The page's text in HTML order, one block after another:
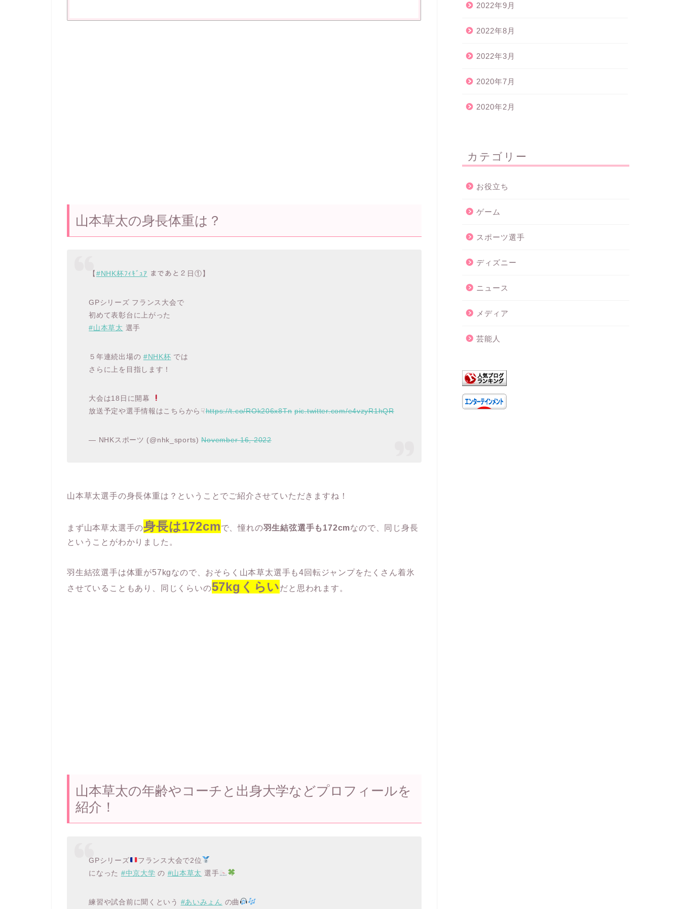
山本草太の身長体重は？
【#NHK杯ﾌｨｷﾞｭｱ まであと２日①】
GPシリーズ フランス大会で
初めて表彰台に上がった
#山本草太 選手
５年連続出場の #NHK杯 では
さらに上を目指します！
大会は18日に開幕
放送予定や選手情報はこちらから☟https://t.co/ROk206x8Tn pic.twitter.com/e4vzyR1hQR
— NHKスポーツ (@nhk_sports)November 16, 2022
山本草太選手の身長体重は？ということでご紹介させていただきますね！
まず山本草太選手の身長は172cmで、憧れの羽生結弦選手も172cmなので、同じ身長
ということがわかりました。
羽生結弦選手は体重が57kgなので、おそらく山本草太選手も4回転ジャンプをたくさん着氷
させていることもあり、同じくらいの57kgくらいだと思われます。
山本草太の年齢やコーチと出身大学などプロフィールを
紹介！
GPシリーズ
フランス大会で2位
になった #中京大学 の #山本草太 選手
練習や試合前に聞くという #あいみょん の曲
2022年9月
2022年8月
2022年3月
2020年7月
2020年2月
カテゴリー
お役立ち
ゲーム
スポーツ選手
ディズニー
ニュース
メディア
芸能人